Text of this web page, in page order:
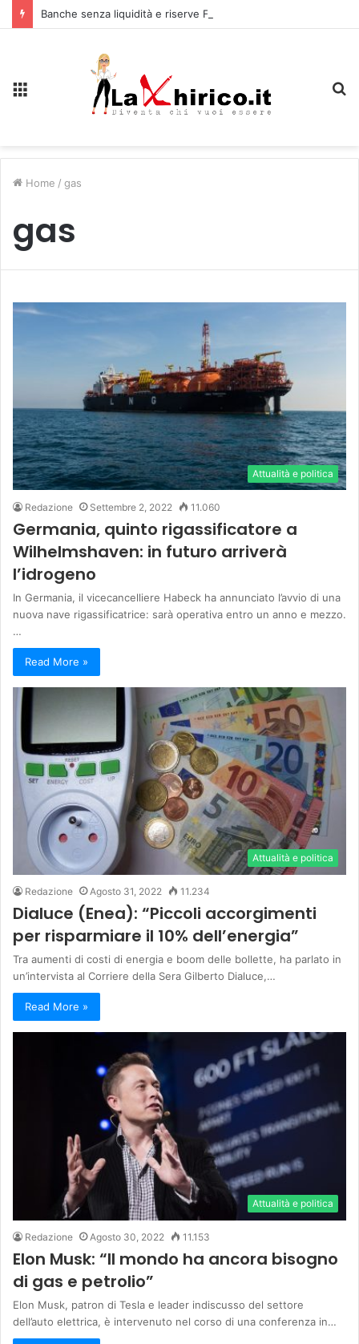
Home / gas
gas
Attualità e politica
Redazione Settembre 2, 2022 11.060
Germania, quinto rigassificatore a
Wilhelmshaven: in futuro arriverà
l’idrogeno
In Germania, il vicecancelliere Habeck ha annunciato l’avvio di una
nuova nave rigassificatrice: sarà operativa entro un anno e mezzo.
…
Read More »
Attualità e politica
Redazione Agosto 31, 2022 11.234
Dialuce (Enea): “Piccoli accorgimenti
per risparmiare il 10% dell’energia”
Tra aumenti di costi di energia e boom delle bollette, ha parlato in
un’intervista al Corriere della Sera Gilberto Dialuce,…
Read More »
Attualità e politica
Redazione Agosto 30, 2022 11.153
Elon Musk: “Il mondo ha ancora bisogno
di gas e petrolio”
Elon Musk, patron di Tesla e leader indiscusso del settore
dell’auto elettrica, è intervenuto nel corso di una conferenza in…